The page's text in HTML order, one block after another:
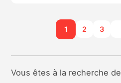
1 2 3
Vous êtes à la recherche de